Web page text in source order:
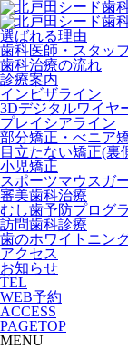
選ばれる理由
歯科医師・スタッフ
歯科治療の流れ
診療案内
インビザライン
3Dデジタルワイヤ
プレイシアライン
部分矯正・べニア
目立たない矯正(裏
小児矯正
スポーツマウスガ
審美歯科治療
むし歯予防プログ
訪問歯科診療
歯のホワイトニン
アクセス
お知らせ
TEL
WEB予約
ACCESS
PAGETOP
MENU